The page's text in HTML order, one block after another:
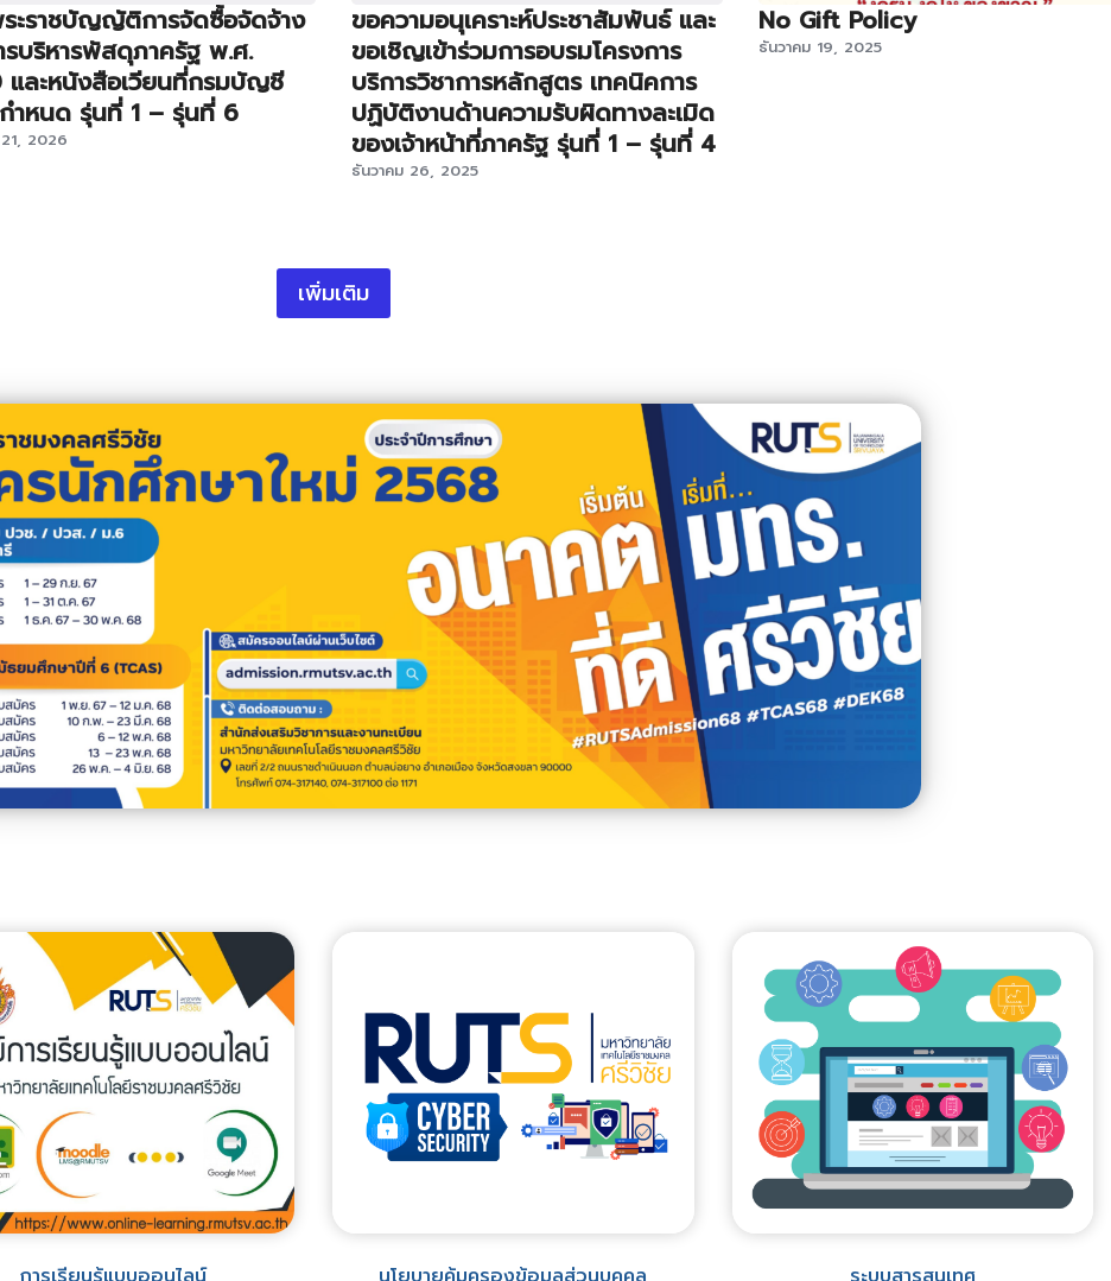
ะราชบัญญัติการจัดซื้อจัดจ้าง
รบริหารพัสดุภาครัฐ พ.ศ.
และหนังสือเวียนที่กรมบัญชี
ำหนด รุ่นที่ 1 – รุ่นที่ 6
2026
ขอความอนุเคราะห์ประชาสัมพันธ์ และ
ขอเชิญเข้าร่วมการอบรมโครงการ
บริการวิชาการหลักสูตร เทคนิคการ
ปฏิบัติงานด้านความรับผิดทางละเมิด
ของเจ้าหน้าที่ภาครัฐ รุ่นที่ 1 – รุ่นที่ 4
ธันวาคม 26, 2025
No Gift Policy
ธันวาคม 19, 2025
เพิ่มเติม